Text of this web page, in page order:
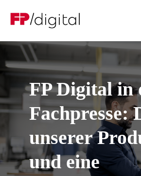
FP Digital in
Fachpresse:
unserer
und eine